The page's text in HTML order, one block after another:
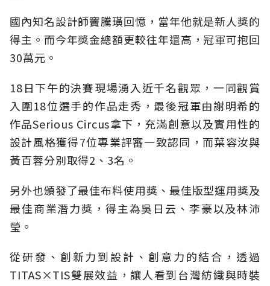
國內知名設計師竇騰璜回憶，當年他就是新人獎的
得主。而今年獎金總額更較往年還高，冠軍可抱回
30萬元。
18日下午的決賽現場湧入近千名觀眾，一同觀賞
入圍18位選手的作品走秀，最後冠軍由謝明希的
作品Serious Circus拿下，充滿創意以及實用性的
設計風格獲得7位專業評審一致認同，而葉容汝與
黃百蓉分別取得2、3名。
另外也頒發了最佳布料使用獎、最佳版型運用獎及
最佳商業潛力獎，得主為吳日云、李豪以及林沛
瑩。
從研發、創新力到設計、創意力的結合，透過
TITAS×TIS雙展效益，讓人看到台灣紡織與時裝